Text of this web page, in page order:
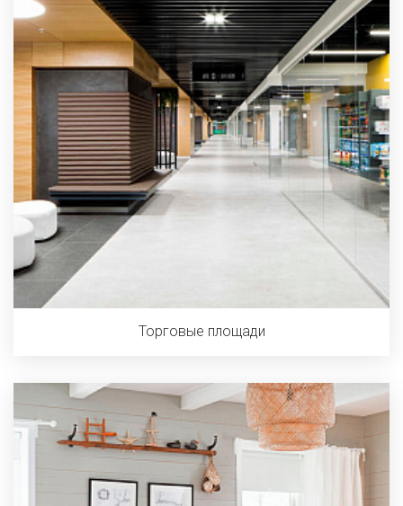
Торговые площади